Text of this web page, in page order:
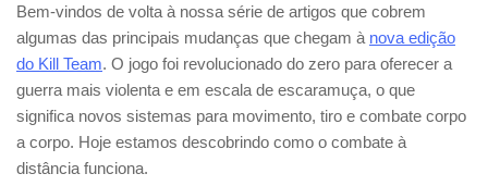
Bem-vindos de volta à nossa série de artigos que cobrem
algumas das principais mudanças que chegam à nova edição
do Kill Team. O jogo foi revolucionado do zero para oferecer a
guerra mais violenta e em escala de escaramuça, o que
significa novos sistemas para movimento, tiro e combate corpo
a corpo. Hoje estamos descobrindo como o combate à
distância funciona.